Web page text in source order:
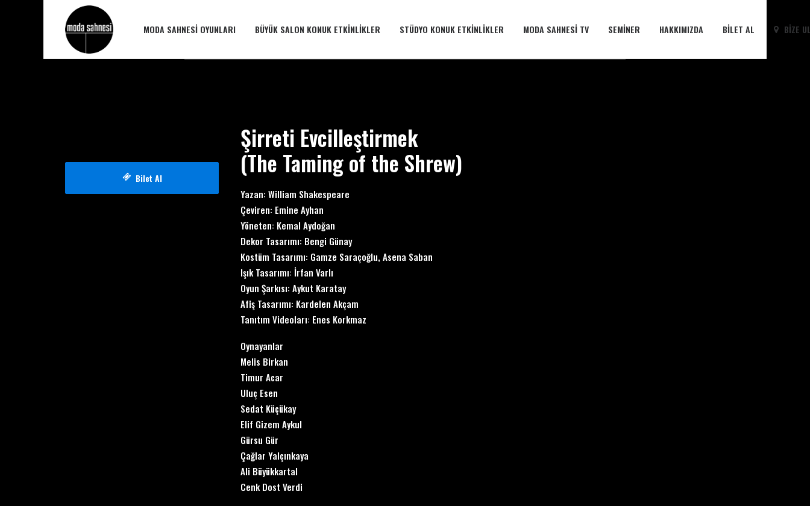
MODA SAHNESI OYUNLARI BÜYÜK SALON KONUK ETKINLIKLER STÜDYO KONUK ETKINLIKLER MODA SAHNESI TV SEMINER HAKKIMIZDA BILET AL BIZE
Bilet Al
Şirreti Evcilleştirmek
(The Taming of the Shrew)
Yazan: William Shakespeare
Çeviren: Emine Ayhan
Yöneten: Kemal Aydoğan
Dekor Tasarımı: Bengi Günay
Kostüm Tasarımı: Gamze Saraçoğlu, Asena Saban
Işık Tasarımı: İrfan Varlı
Oyun Şarkısı: Aykut Karatay
Afiş Tasarımı: Kardelen Akçam
Tanıtım Videoları: Enes Korkmaz
Oynayanlar
Melis Birkan
Timur Acar
Uluç Esen
Sedat Küçükay
Elif Gizem Aykul
Gürsu Gür
Çağlar Yalçınkaya
Ali Büyükkartal
Cenk Dost Verdi